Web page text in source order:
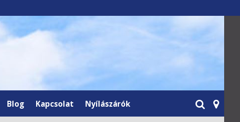
Blog Kapcsolat Nyílászárók